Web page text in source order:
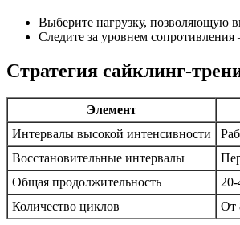
Выберите нагрузку, позволяющую
Следите за уровнем
Стратегия сайклинг-
Элемент
Интервалы высокой интенсивности
Восстановительные интервалы
Общая продолжительность
20-
Количество циклов
От